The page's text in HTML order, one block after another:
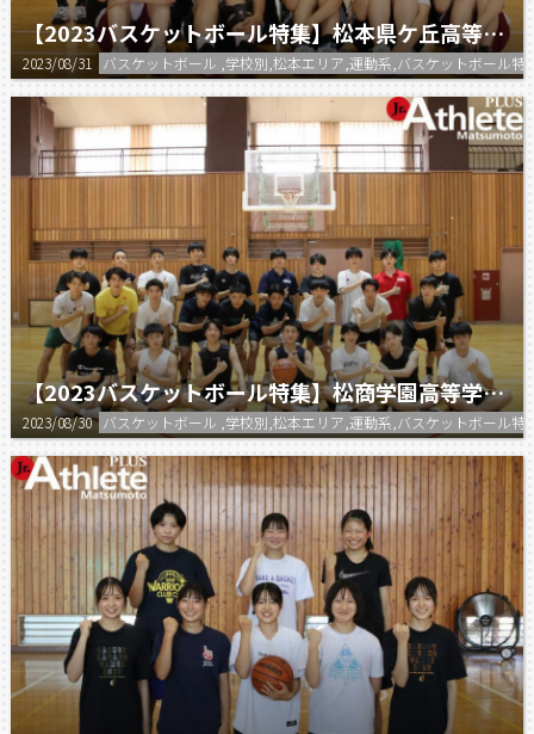
【2023バスケットボール特集】松本県ケ丘高等学校 女子バスケットボール部
2023/08/31 バスケットボール ,学校別,松本エリア,運動系,バスケットボール
【2023バスケットボール特集】松商学園高等学校 男子バスケットボール部
2023/08/30 バスケットボール ,学校別,松本エリア,運動系,バスケットボール